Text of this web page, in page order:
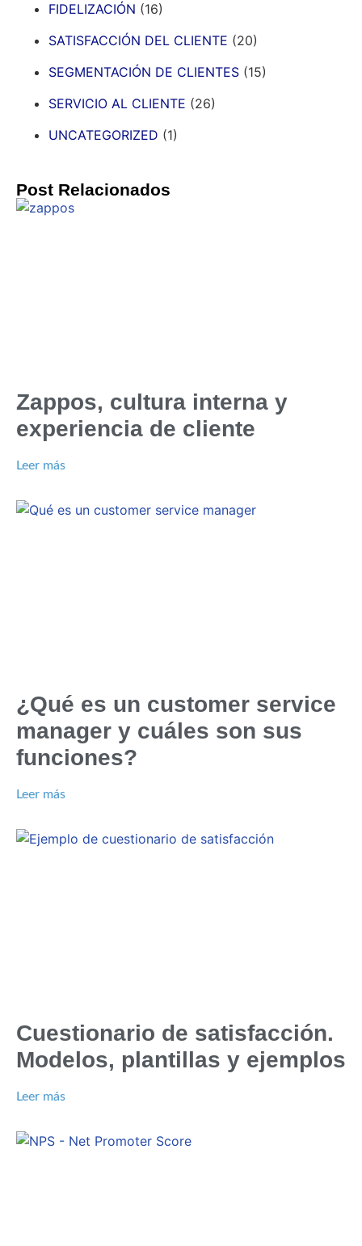
FIDELIZACIÓN (16)
SATISFACCIÓN DEL CLIENTE (20)
SEGMENTACIÓN DE CLIENTES (15)
SERVICIO AL CLIENTE (26)
UNCATEGORIZED (1)
Post Relacionados
Zappos, cultura interna y
experiencia de cliente
Leer más
¿Qué es un customer service
manager y cuáles son sus
funciones?
Leer más
Cuestionario de satisfacción.
Modelos, plantillas y ejemplos
Leer más